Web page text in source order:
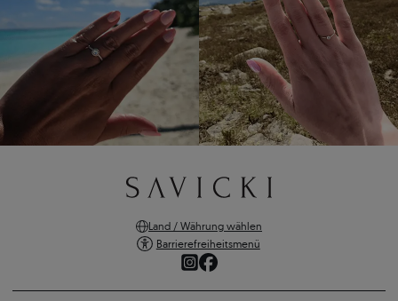
Land / Währung wählen
Barrierefreiheitsmenü